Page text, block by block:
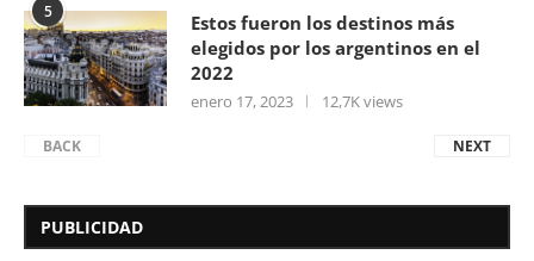
5
Estos fueron los destinos más
elegidos por los argentinos en el
2022
enero 17, 2023 12,7K views
BACK NEXT
PUBLICIDAD